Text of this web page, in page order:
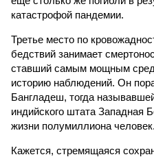
катастрофой пандемии.
Третье место по
бедствий занимает
ставший самым мощным
историю наблюдений. Он
Бангладеш, тогда
индийского штата Западная
жизни полумиллиона человек.
Кажется, стремящаяся